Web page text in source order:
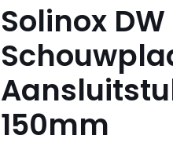
Solinox DW
150mm